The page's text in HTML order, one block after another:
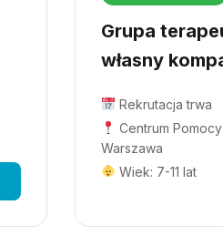
Grupa
własny
Rekrutacja trwa
Centrum
Warszawa
Wiek: 7-11 lat